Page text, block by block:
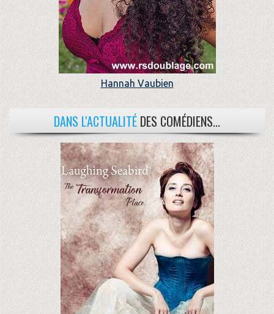
Hannah Vaubien
DANS L'ACTUALITÉ DES COMÉDIENS...